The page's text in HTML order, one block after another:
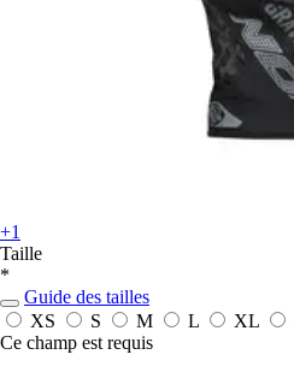
+1
Taille
*
Guide des tailles
XS
S M L XL
Ce champ est requis